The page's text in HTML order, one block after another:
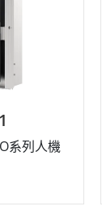
系列人機